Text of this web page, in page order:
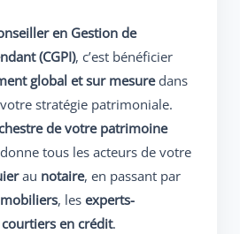
en Gestion de
(CGPI), c’est bénéficier
global et sur mesuredans
stratégie patrimoniale.
de votre patrimoine
tous les acteurs de votre
au notaire, en passant par
, lesexperts-
courtiers en crédit.